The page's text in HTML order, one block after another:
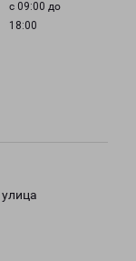
с 09:00 до
18:00